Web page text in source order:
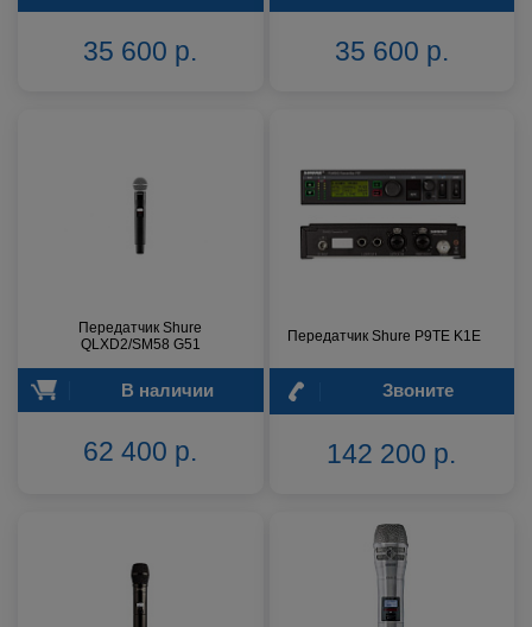
35 600 р. 35 600 р.
Передатчик Shure
QLXD2/SM58 G51
В наличии
62 400 р.
Передатчик Shure P9TE K1E
Звоните
142 200 р.